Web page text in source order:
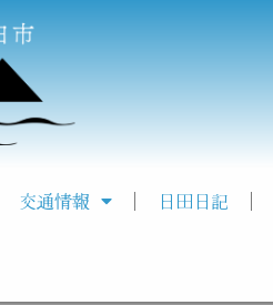
交通情報 日田日記